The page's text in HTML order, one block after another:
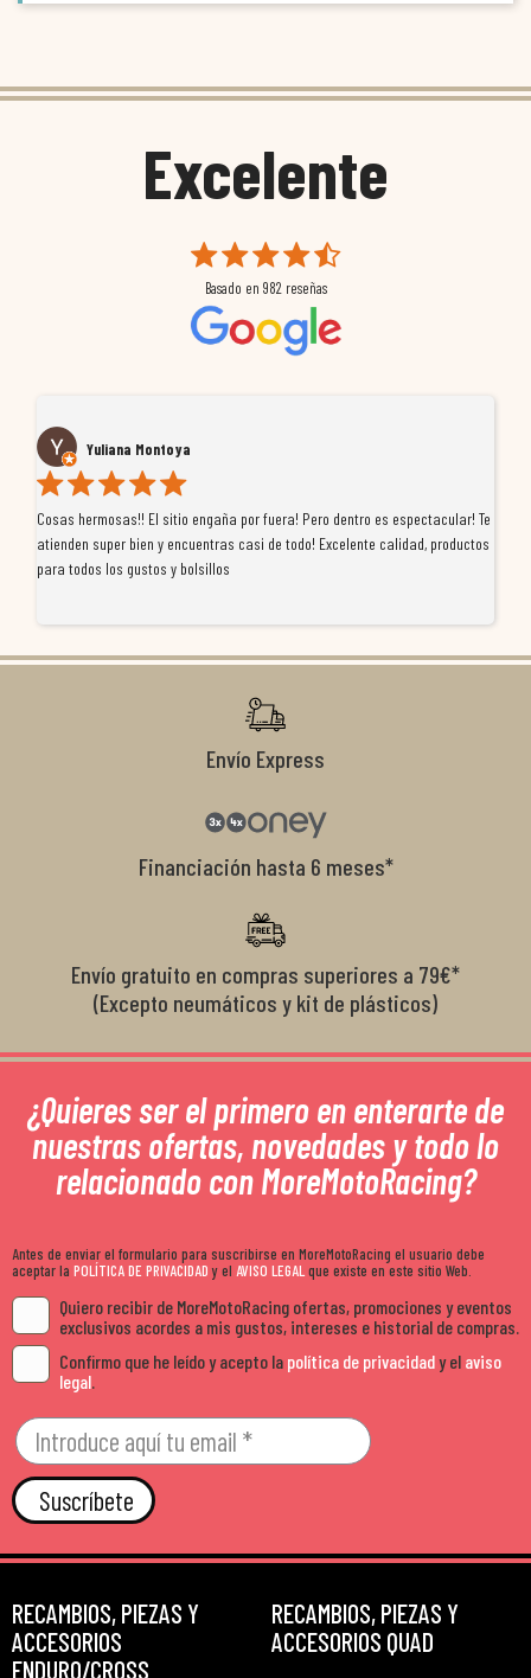
Excelente
Basado en 982 reseñas
Yuliana Montoya
Cosas hermosas!! El sitio engaña por fuera! Pero dentro es espectacular! Te
atienden super bien y encuentras casi de todo! Excelente calidad, productos
para todos los gustos y bolsillos
Envío Express
Financiación hasta 6 meses*
Envío gratuito en compras superiores a 79€*
(Excepto neumáticos y kit de plásticos)
¿Quieres ser el primero en enterarte de
nuestras ofertas, novedades y todo lo
relacionado con MoreMotoRacing?
Antes de enviar el formulario para suscribirse en MoreMotoRacing el usuario debe
aceptar la POLÍTICA DE PRIVACIDADy el AVISO LEGALque existe en este sitio Web.
Quiero recibir de MoreMotoRacing ofertas, promociones y eventos
exclusivos acordes a mis gustos, intereses e historial de compras.
Confirmo que he leído y acepto la política de privacidady el aviso
legal
Suscríbete
RECAMBIOS, PIEZAS Y
ACCESORIOS
ENDURO/CROSS
RECAMBIOS, PIEZAS Y
ACCESORIOS QUAD